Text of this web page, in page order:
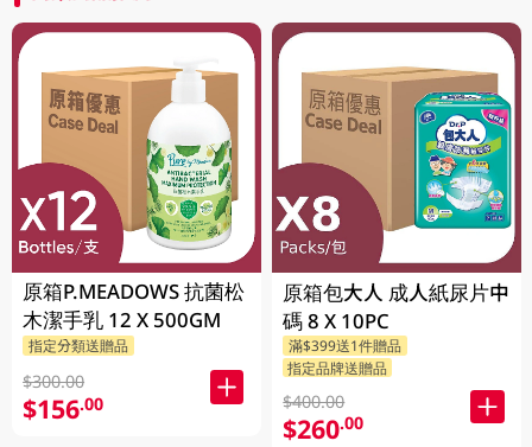
原箱P.MEADOWS 抗菌松
木潔手乳 12 X 500GM
指定分類送贈品
$300.00
$156.00
原箱包大人 成人紙尿片中
碼 8 X 10PC
滿$399送1件贈品
指定品牌送贈品
$400.00
$260.00